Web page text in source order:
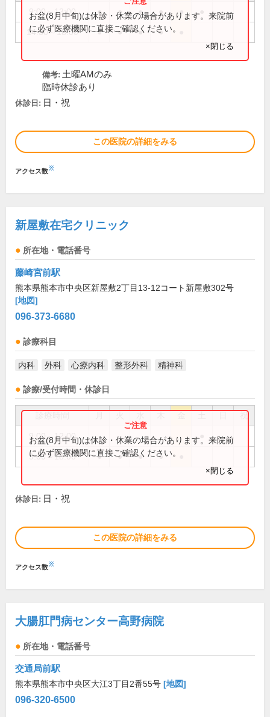
9:00～13:00 ● ● ● ● ●
14:30～18:00 ● ● ● ●
お盆(8月中旬)は休診・休業の場合があります。来院前
に必ず医療機関に直接ご確認ください。
×閉じる
備考: 土曜AMのみ
臨時休診あり
休診日: 日・祝
この医院の詳細をみる
アクセス数※
新屋敷在宅クリニック
所在地・電話番号
藤崎宮前駅
熊本県熊本市中央区新屋敷2丁目13-12コート新屋敷302号
[地図]
096-373-6680
診療科目
内科 外科 心療内科 整形外科 精神科
診療/受付時間・休診日
祝
9:00～12:00
9:00～18:00 ● ● ● ●
お盆(8月中旬)は休診・休業の場合があります。来院前
に必ず医療機関に直接ご確認ください。
×閉じる
休診日: 日・祝
この医院の詳細をみる
アクセス数※
大腸肛門病センター高野病院
所在地・電話番号
交通局前駅
熊本県熊本市中央区大江3丁目2番55号 [地図]
096-320-6500